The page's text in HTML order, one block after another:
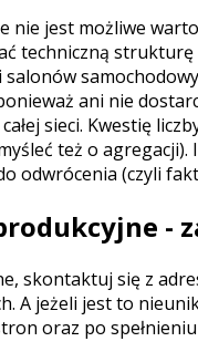
nie jest możliwe
techniczną
ani nie
sieci. Kwestię
też o
odwrócenia (czyli
-
skontaktuj się z
A jeżeli jest to
oraz po